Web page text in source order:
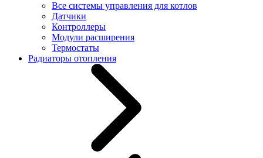
Все системы управления для котлов
Датчики
Контроллеры
Модули расширения
Термостаты
Радиаторы отопления